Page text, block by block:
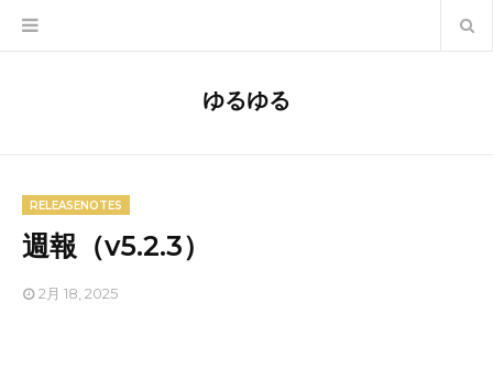
ゆるゆる
RELEASENOTES
週報（v5.2.3）
2月 18, 2025